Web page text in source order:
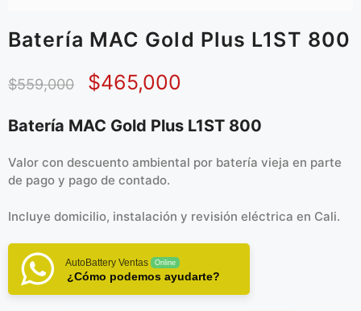
Batería MAC Gold Plus L1ST 800
$559,000 $465,000
Batería MAC Gold Plus L1ST 800
Valor con descuento ambiental por batería vieja en parte
de pago y pago de contado.
Incluye domicilio, instalación y revisión eléctrica en Cali.
AutoBattery Ventas Online
¿Cómo podemos ayudarte?